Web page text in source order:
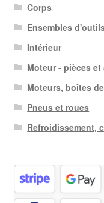
Corps
Ensembles
Intérieur
Moteur - pièces
Moteurs, boîtes
Pneus et roues
Refroidissement,